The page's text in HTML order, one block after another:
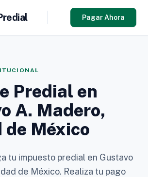
Pagar Ahora
Predial en
A. Madero,
de México
tu impuesto predial en Gustavo
de México. Realiza tu pago